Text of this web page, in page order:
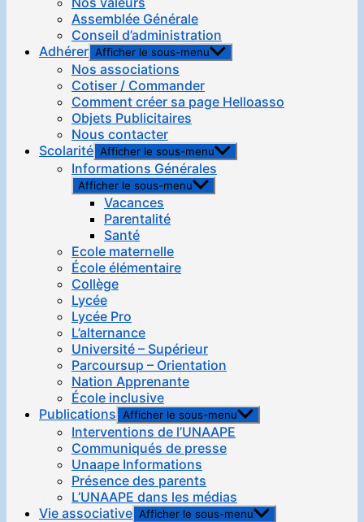
Assemblée Générale
Conseil d’administration
Adhérer Afficher le sous-menu
Nos associations
Cotiser / Commander
Comment créer sa page Helloasso
Objets Publicitaires
Nous contacter
Scolarité Afficher le sous-menu
Informations Générales
Afficher le sous-menu
Vacances
Parentalité
Santé
Ecole maternelle
École élémentaire
Collège
Lycée
Lycée Pro
L’alternance
Université – Supérieur
Parcoursup – Orientation
Nation Apprenante
École inclusive
Publications Afficher le sous-menu
Interventions de l’UNAAPE
Communiqués de presse
Unaape Informations
Présence des parents
L’UNAAPE dans les médias
Vie associative Afficher le sous-menu